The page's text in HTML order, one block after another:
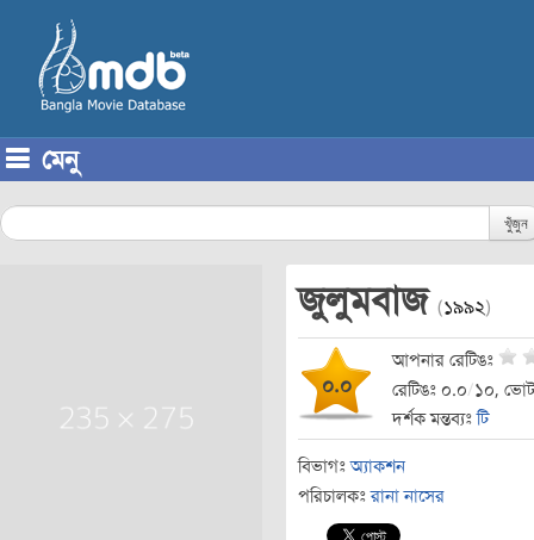
মেনু
খুঁজুন
জুলুমবাজ (১৯৯২)
০.০
আপনার রেটিঙঃ
রেটিঙঃ ০.০/১০,
দর্শক মন্তব্যঃটি
বিভাগঃ অ্যাকশন
পরিচালকঃ রানা নাসের